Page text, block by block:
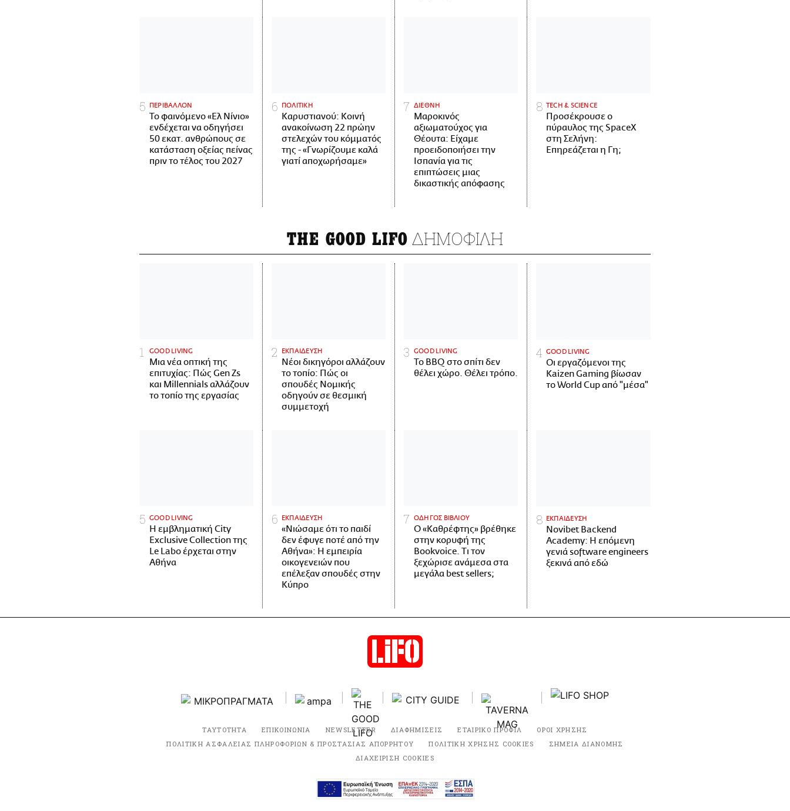
ΠΕΡΙΒΑΛΛΟΝ
Το φαινόμενο «Ελ Νίνιο»
ενδέχεται να οδηγήσει
50 εκατ. ανθρώπους σε
κατάσταση οξείας πείνας
πριν το τέλος του 2027
ΠΟΛΙΤΙΚΗ
Καρυστιανού: Κοινή
ανακοίνωση 22 πρώην
στελεχών του κόμματός
της - «Γνωρίζουμε καλά
γιατί αποχωρήσαμε»
ΔΙΕΘΝΗ
Μαροκινός
αξιωματούχος για
Θέουτα: Είχαμε
προειδοποιήσει την
Ισπανία για τις
επιπτώσεις μιας
δικαστικής απόφασης
ΤECH & SCIENCE
Προσέκρουσε ο
πύραυλος της SpaceX
στη Σελήνη:
Επηρεάζεται η Γη;
THE GOOD LIFO ΔΗΜΟΦΙΛΗ
GOOD LIVING
Μια νέα οπτική της
επιτυχίας: Πώς Gen Zs
και Millennials αλλάζουν
το τοπίο της εργασίας
ΕΚΠΑΙΔΕΥΣΗ
Νέοι δικηγόροι αλλάζουν
το τοπίο: Πώς οι
σπουδές Νομικής
οδηγούν σε θεσμική
συμμετοχή
GOOD LIVING
Το BBQ στο σπίτι δεν
θέλει χώρο. Θέλει τρόπο.
GOOD LIVING
Οι εργαζόμενοι της
Kaizen Gaming βίωσαν
το World Cup από "μέσα"
GOOD LIVING
Η εμβληματική City
Exclusive Collection της
Le Labo έρχεται στην
Αθήνα
ΕΚΠΑΙΔΕΥΣΗ
«Νιώσαμε ότι το παιδί
δεν έφυγε ποτέ από την
Αθήνα»: Η εμπειρία
οικογενειών που
επέλεξαν σπουδές στην
Κύπρο
ΟΔΗΓΟΣ ΒΙΒΛΙΟΥ
Ο «Καθρέφτης» βρέθηκε
στην κορυφή της
Bookvoice. Τι τον
ξεχώρισε ανάμεσα στα
μεγάλα best sellers;
ΕΚΠΑΙΔΕΥΣΗ
Novibet Backend
Academy: Η επόμενη
γενιά software engineers
ξεκινά από εδώ
ΤΑΥΤΟΤΗΤΑ ΕΠΙΚΟΙΝΩΝΙΑ NEWSLETTER ΔΙΑΦΗΜΙΣΕΙΣ ΕΤΑΙΡΙΚΟ ΠΡΟΦΙΛ
ΟΡΟΙ ΧΡΗΣΗΣ
ΠΟΛΙΤΙΚΗ ΑΣΦΑΛΕΙΑΣ ΠΛΗΡΟΦΟΡΙΩΝ & ΠΡΟΣΤΑΣΙΑΣ ΑΠΟΡΡΗΤΟΥ
ΠΟΛΙΤΙΚΗ ΧΡΗΣΗΣ COOKIES
ΣΗΜΕΙΑ ΔΙΑΝΟΜΗΣ
ΔΙΑΧΕΙΡΙΣΗ COOKIES